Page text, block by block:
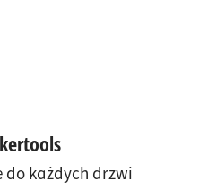
do każdych drzwi